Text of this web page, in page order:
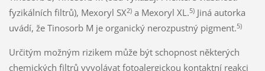
fyzikálních filtrů), Mexoryl SX2)a Mexoryl XL.5)Jiná autorka
uvádí, že Tinosorb M je organický nerozpustný pigment.5)
Určitým možným rizikem může být schopnost některých
chemických filtrů vyvolávat fotoalergickou kontaktní reakci